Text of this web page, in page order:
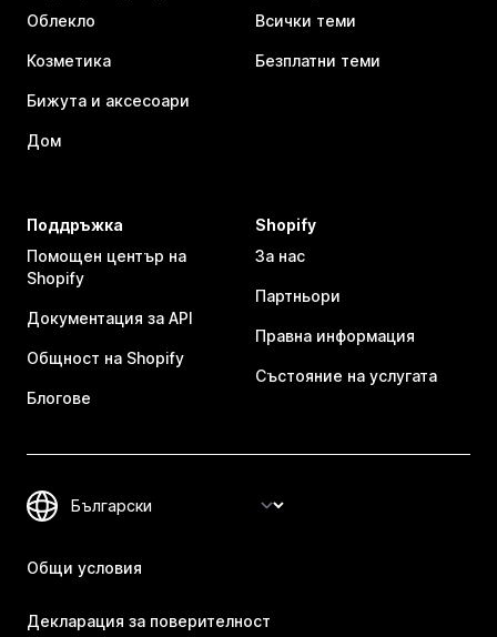
Облекло
Козметика
Бижута и аксесоари
Дом
Всички теми
Безплатни теми
Поддръжка
Помощен център на
Shopify
Документация за API
Общност на Shopify
Блогове
Shopify
За нас
Партньори
Правна информация
Състояние на услугата
Общи условия
Декларация за поверителност